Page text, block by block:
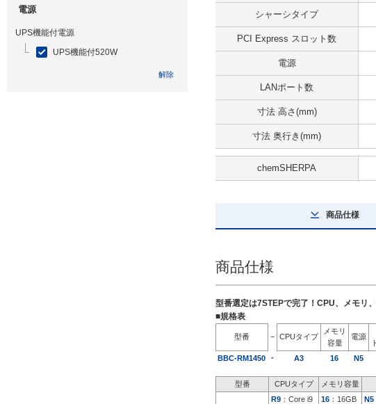
電源
UPS機能付電源
UPS機能付520W
解除
シャーシタイプ
PCI Express スロット数
電源
LANポート数
寸法 高さ(mm)
寸法 奥行き(mm)
chemSHERPA
商品仕様
商品仕様
型番選定は7STEPで完了！CPU、メモリ
■規格表
型番 − CPUタイプ
メモリ
容量
電源
BBC-RM1450 - A3 16 N5
型番 CPUタイプ メモリ容量
R9 ：Core i9 16 ：16GB N5